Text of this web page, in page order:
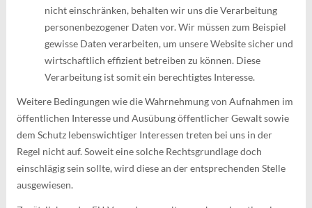
nicht einschränken, behalten wir uns die Verarbeitung
personenbezogener Daten vor. Wir müssen zum Beispiel
gewisse Daten verarbeiten, um unsere Website sicher und
wirtschaftlich effizient betreiben zu können. Diese
Verarbeitung ist somit ein berechtigtes Interesse.
Weitere Bedingungen wie die Wahrnehmung von Aufnahmen im
öffentlichen Interesse und Ausübung öffentlicher Gewalt sowie
dem Schutz lebenswichtiger Interessen treten bei uns in der
Regel nicht auf. Soweit eine solche Rechtsgrundlage doch
einschlägig sein sollte, wird diese an der entsprechenden Stelle
ausgewiesen.